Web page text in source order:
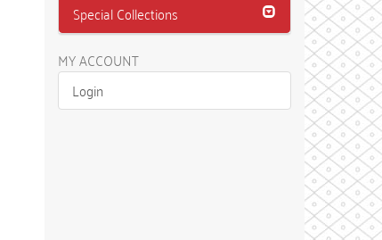
Special Collections
MY ACCOUNT
Login